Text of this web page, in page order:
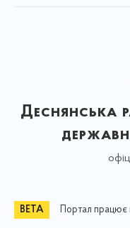
Деснянська
Портал працює